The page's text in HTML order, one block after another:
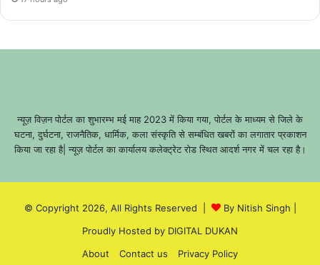
न्यूज़ विज़न पोर्टल का शुभारम्भ मई माह 2023 में किया गया, पोर्टल के माध्यम से जिले के
घटना, दुर्घटना, राजनैतिक, धार्मिक, कला संस्कृति से सम्बंधित खबरों का लगातार प्रकाशन
किया जा रहा है| न्यूज़ पोर्टल का कार्यालय कलेक्ट्रेट रोड स्थित आदर्श नगर में चल रहा है।
© Copyright 2026, All Rights Reserved | By Nitish Singh
Proudly Hosted by DIGITAL DUKAN
About
Contact us Privacy Policy